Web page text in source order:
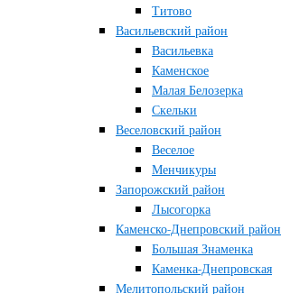
Титово
Васильевский район
Васильевка
Каменское
Малая Белозерка
Скельки
Веселовский район
Веселое
Менчикуры
Запорожский район
Лысогорка
Каменско-Днепровский район
Большая Знаменка
Каменка-Днепровская
Мелитопольский район